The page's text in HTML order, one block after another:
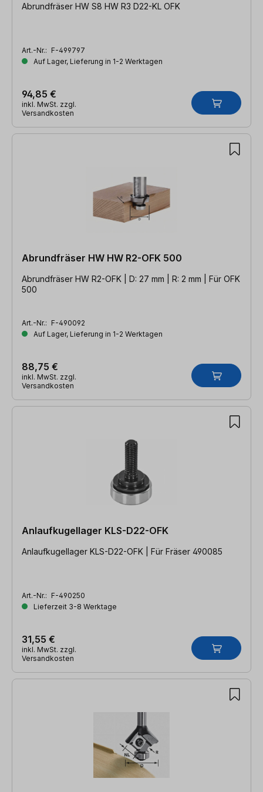
Abrundfräser HW S8 HW R3 D22-KL OFK
Art.-Nr.: F-499797
Auf Lager, Lieferung in 1-2 Werktagen
94,85 €
inkl. MwSt. zzgl.
Versandkosten
Abrundfräser HW HW R2-OFK 500
Abrundfräser HW R2-OFK | D: 27 mm | R: 2 mm | Für OFK
500
Art.-Nr.: F-490092
Auf Lager, Lieferung in 1-2 Werktagen
88,75 €
inkl. MwSt. zzgl.
Versandkosten
Anlaufkugellager KLS-D22-OFK
Anlaufkugellager KLS-D22-OFK | Für Fräser 490085
Art.-Nr.: F-490250
Lieferzeit 3-8 Werktage
31,55 €
inkl. MwSt. zzgl.
Versandkosten